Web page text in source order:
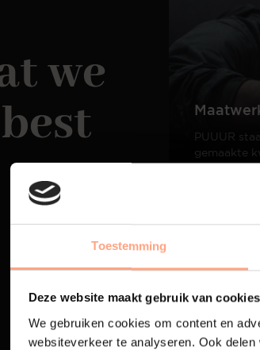
Toestemming
Deze website maakt gebruik van cookies
We gebruiken cookies om content en
websiteverkeer te analyseren. Ook
we
PUUUR
gemaakte